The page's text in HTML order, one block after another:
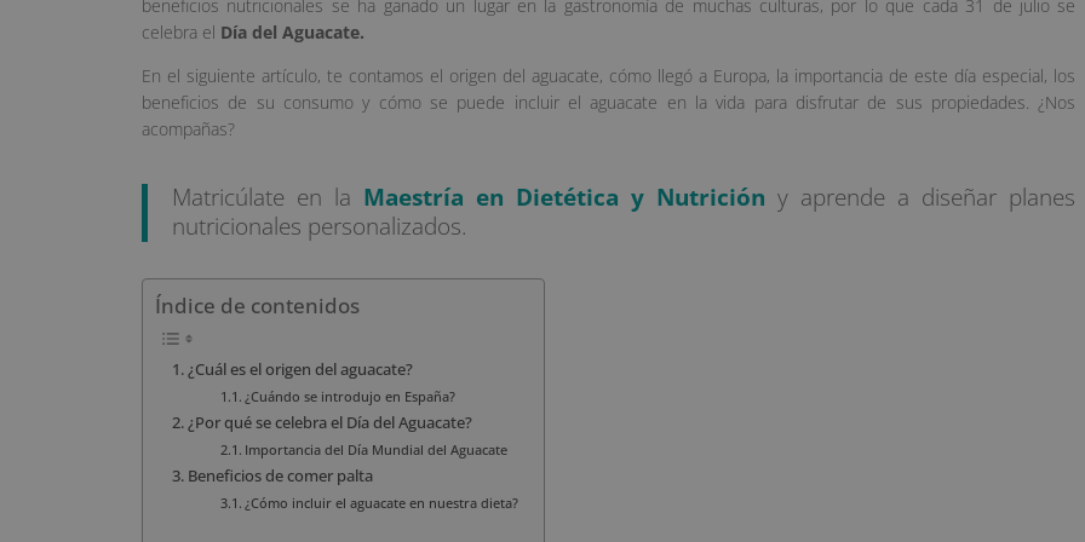
beneficios nutricionales se ha ganado un lugar en la gastronomía de muchas culturas, por lo que cada 31 de julio se
celebra el Día del Aguacate.
En el siguiente artículo, te contamos el origen del aguacate, cómo llegó a Europa, la importancia de este día especial, los
beneficios de su consumo y cómo se puede incluir el aguacate en la vida para disfrutar de sus propiedades. ¿Nos
acompañas?
Matricúlate en la Maestría en Dietética y Nutrición y aprende a diseñar planes
nutricionales personalizados.
Índice de contenidos
¿Cuál es el origen del aguacate?
¿Cuándo se introdujo en España?
¿Por qué se celebra el Día del Aguacate?
Importancia del Día Mundial del Aguacate
Beneficios de comer palta
¿Cómo incluir el aguacate en nuestra dieta?